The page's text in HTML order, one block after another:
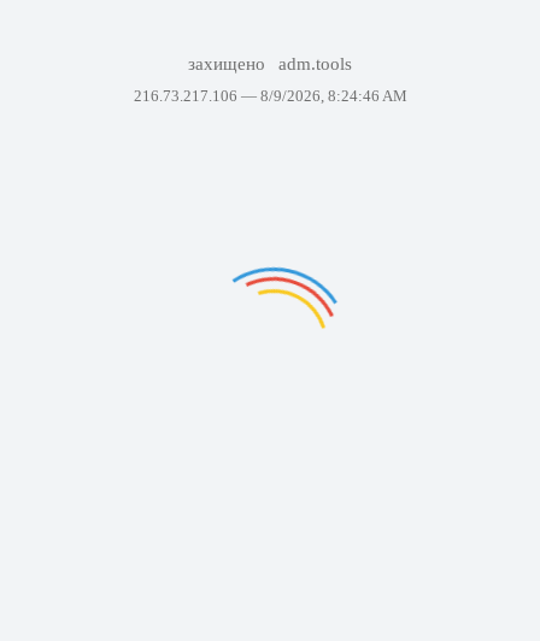
захищено adm.tools
216.73.217.106 — 8/9/2026, 8:24:46 AM